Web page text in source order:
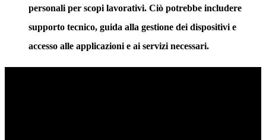
personali per scopi lavorativi. Ciò potrebbe includere
supporto tecnico, guida alla gestione dei dispositivi e
accesso alle applicazioni e ai servizi necessari.